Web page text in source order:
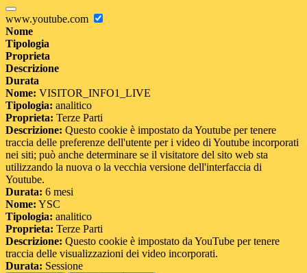
www.youtube.com
Nome
Tipologia
Proprieta
Descrizione
Durata
Nome: VISITOR_INFO1_LIVE
Tipologia: analitico
Proprieta: Terze Parti
Descrizione: Questo cookie è impostato da Youtube per tenere
traccia delle preferenze dell'utente per i video di Youtube incorporati
nei siti; può anche determinare se il visitatore del sito web sta
utilizzando la nuova o la vecchia versione dell'interfaccia di
Youtube.
Durata: 6 mesi
Nome: YSC
Tipologia: analitico
Proprieta: Terze Parti
Descrizione: Questo cookie è impostato da YouTube per tenere
traccia delle visualizzazioni dei video incorporati.
Durata: Sessione